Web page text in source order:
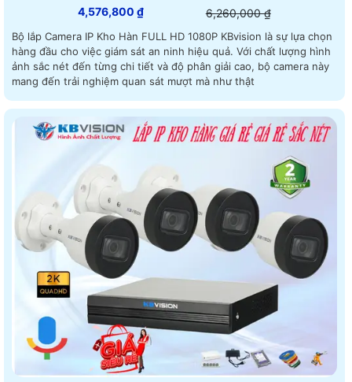
4,576,800 ₫ 6,260,000 ₫
Bộ lắp Camera IP Kho Hàn FULL HD 1080P KBvision là sự lựa chọn
hàng đầu cho việc giám sát an ninh hiệu quả. Với chất lượng hình
ảnh sắc nét đến từng chi tiết và độ phân giải cao, bộ camera này
mang đến trải nghiệm quan sát mượt mà như thật